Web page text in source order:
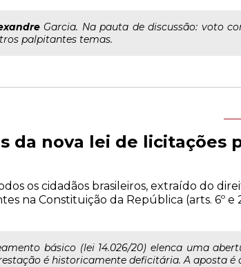
Garcia. Na pauta de discussão: voto
palpitantes temas.
da nova lei de licitações
os cidadãos brasileiros, extraído do
na Constituição da República (arts. 6º e
básico (lei 14.026/20) elenca uma
é historicamente deficitária. A aposta é